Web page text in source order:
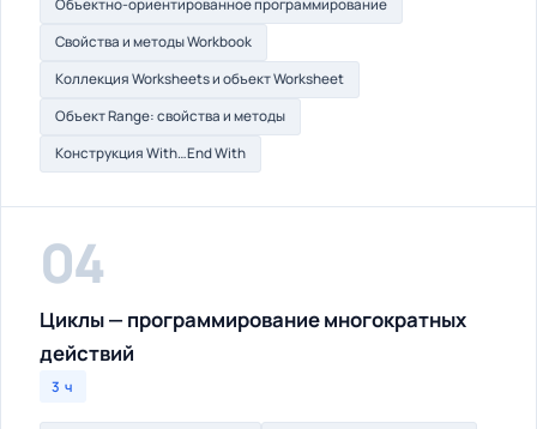
Объектно-ориентированное программирование
Свойства и методы Workbook
Коллекция Worksheets и объект Worksheet
Объект Range: свойства и методы
Конструкция With…End With
04
Циклы — программирование многократных
действий
3 ч